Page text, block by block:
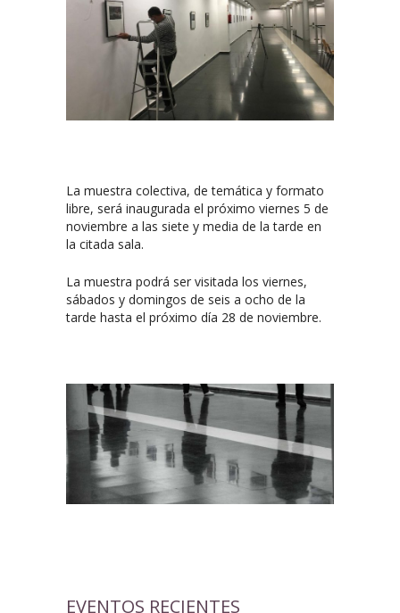
La muestra colectiva, de temática y formato
libre, será inaugurada el próximo viernes 5 de
noviembre a las siete y media de la tarde en
la citada sala.
La muestra podrá ser visitada los viernes,
sábados y domingos de seis a ocho de la
tarde hasta el próximo día 28 de noviembre.
EVENTOS RECIENTES